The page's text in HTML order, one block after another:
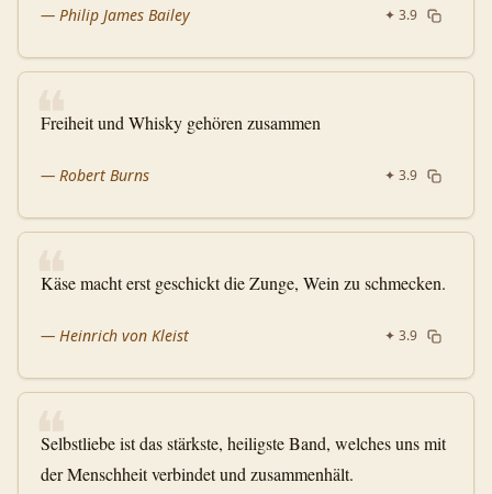
— Philip James Bailey ✦ 3.9
❝
Freiheit und Whisky gehören zusammen
— Robert Burns ✦ 3.9
❝
Käse macht erst geschickt die Zunge, Wein zu schmecken.
— Heinrich von Kleist ✦ 3.9
❝
Selbstliebe ist das stärkste, heiligste Band, welches uns mit
der Menschheit verbindet und zusammenhält.